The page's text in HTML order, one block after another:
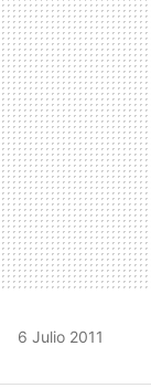
6 Julio 2011